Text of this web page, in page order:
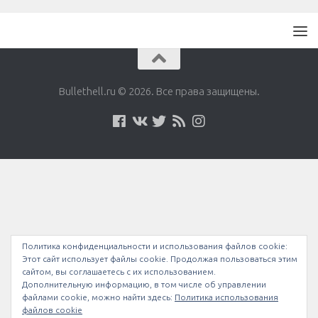
Bullethell.ru © 2026. Все права защищены.
Политика конфиденциальности и использования файлов сookie:
Этот сайт использует файлы cookie. Продолжая пользоваться этим
сайтом, вы соглашаетесь с их использованием.
Дополнительную информацию, в том числе об управлении
файлами cookie, можно найти здесь: Политика использования
файлов cookie